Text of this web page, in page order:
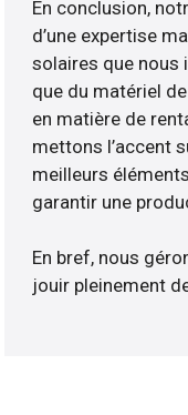
En conclusion,
d’une expertise
solaires que nous
que du matériel
en matière de
mettons l’accent
meilleurs
garantir une
En bref, nous
jouir pleinement